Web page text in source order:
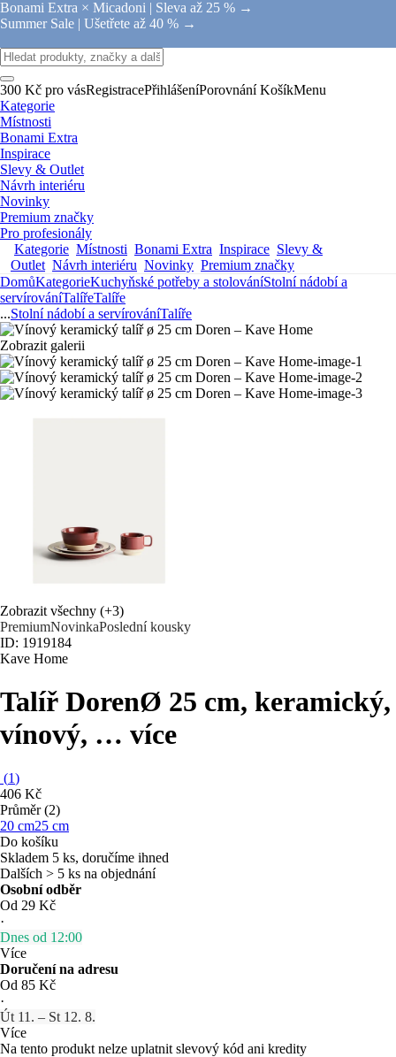
Bonami Extra × Micadoni | Sleva až 25 % →
Summer Sale | Ušetřete až 40 % →
300 Kč pro vásRegistracePřihlášeníPorovnání KošíkMenu
Kategorie
Místnosti
Bonami Extra
Inspirace
Slevy & Outlet
Návrh interiéru
Novinky
Premium značky
Pro profesionály
Kategorie Místnosti Bonami Extra Inspirace Slevy &
Outlet Návrh interiéru Novinky Premium značky
DomůKategorieKuchyňské potřeby a stolováníStolní nádobí a
servírováníTalířeTalíře
...Stolní nádobí a servírováníTalíře
Zobrazit galerii
Zobrazit všechny (+3)
PremiumNovinkaPoslední kousky
ID: 1919184
Kave Home
Talíř DorenØ 25 cm, keramický,
vínový, … více
(1)
406 Kč
Průměr (2)
20 cm25 cm
Do košíku
Skladem 5 ks, doručíme ihned
Dalších > 5 ks na objednání
Osobní odběr
Od 29 Kč
·
Dnes od 12:00
Více
Doručení na adresu
Od 85 Kč
·
Út 11. – St 12. 8.
Více
Na tento produkt nelze uplatnit slevový kód ani kredity